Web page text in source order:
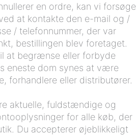
en ordre, kan vi forsøge
at kontakte den e-mail og /
/ telefonnummer, der var
bestillingen blev foretaget.
at begrænse eller forbyde
eneste dom synes at være
forhandlere eller distributører.
aktuelle, fuldstændige og
for alle køb, der
Du accepterer øjeblikkeligt